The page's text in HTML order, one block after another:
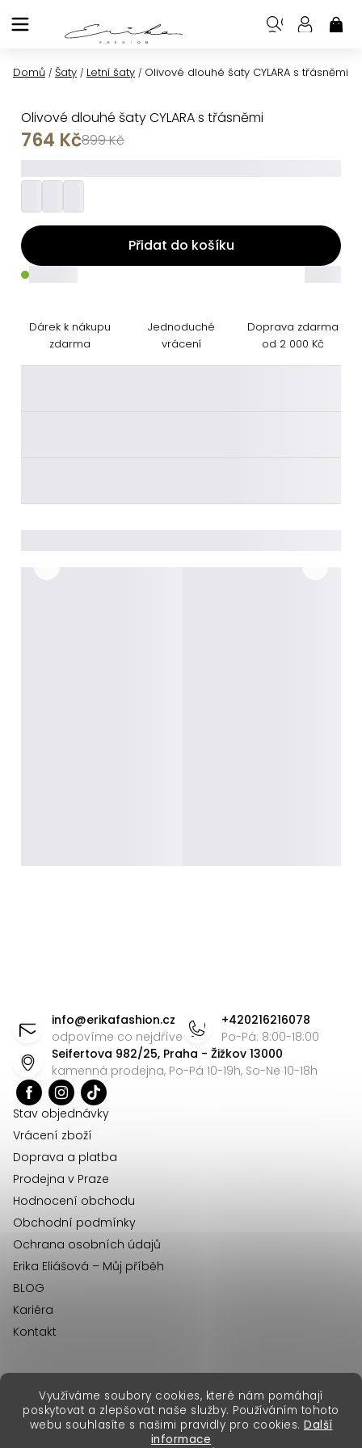
Využíváme soubory cookies, které nám pomáhají
poskytovat a zlepšovat naše služby. Používáním tohoto
webu souhlasíte s našimi pravidly pro cookies. Další
informace
na
Domů / Šaty / Letní šaty / Olivové dlouhé šaty CYLARA s třásněmi
Olivové dlouhé šaty CYLARA s třásněmi
899 Kč
764 Kč
Přidat do košíku
Dárek k nákupu
zdarma
Jednoduché
vrácení
Doprava zdarma
od 2 000 Kč
info@erikafashion.cz
odpovíme co nejdříve
+420216216078
Po-Pá: 8:00-18:00
Seifertova 982/25, Praha - Žižkov 13000
kamenná prodejna, Po-Pá 10-19h, So-Ne 10-18h
Stav objednávky
Vrácení zboží
Doprava a platba
Prodejna v Praze
Hodnocení obchodu
Obchodní podmínky
Ochrana osobních údajů
Erika Eliášová – Můj příběh
BLOG
Kariéra
Kontakt
Vytvořil Shoptet Premium
Copyright 2026Erika Fashion. Všechna práva vyhrazena.
erikafashion.sk